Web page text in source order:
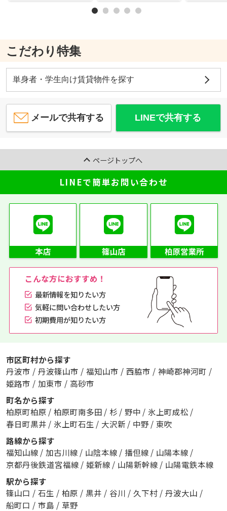
こだわり特集
単身者・学生向け賃貸物件を探す
メールで共有する LINEで共有する
ページトップへ
LINEで簡単お問い合わせ
こんな方におすすめ！
最新情報を知りたい方
気軽に問い合わせしたい方
初期費用が知りたい方
市区町村から探す
丹波市 / 丹波篠山市 / 福知山市 / 西脇市 / 神崎郡神河町 /
姫路市 / 加東市 / 高砂市
町名から探す
柏原町柏原 / 柏原町南多田 / 杉 / 野中 / 氷上町成松 /
春日町黒井 / 氷上町石生 / 大沢新 / 中野 / 東吹
路線から探す
福知山線 / 加古川線 / 山陰本線 / 播但線 / 山陽本線 /
京都丹後鉄道宮福線 / 姫新線 / 山陽新幹線 / 山陽電鉄本線
駅から探す
篠山口 / 石生 / 柏原 / 黒井 / 谷川 / 久下村 / 丹波大山 /
船町口 / 市島 / 草野